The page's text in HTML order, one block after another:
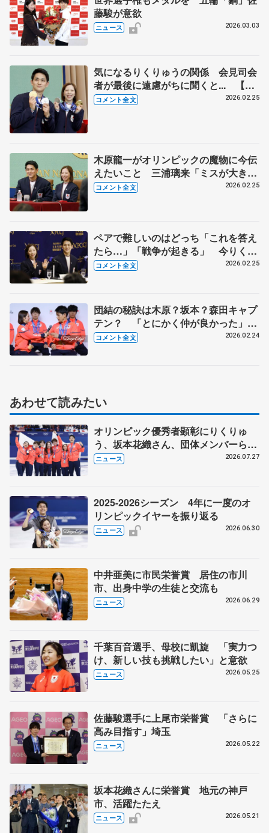
藤駿が意欲
ニュース 2026.03.03
気になるりくりゅうの関係 会見司会
者が最後に遠慮がちに聞くと... 【日
本記者クラブ会見・後半】
コメント全文 2026.02.25
木原龍一がオリンピックの魔物に今伝
えたいこと 三浦璃来「ミスが大きく
成長させてくれた」 【日本記者クラ
コメント全文 2026.02.25
ペアで難しいのはどっち「これを答え
たら…」「戦争が起きる」 今りくり
ゅう二人でやりたいことは…？【日本
コメント全文 2026.02.25
団結の秘訣は木原？坂本？森田キャプ
テン？ 「とにかく仲が良かった」チ
ームジャパン【選手団帰国・メダリス
コメント全文 2026.02.24
あわせて読みたい
オリンピック優秀者顕彰にりくりゅ
う、坂本花織さん、団体メンバーら
8月7日に文科省が表彰式、ブルーノ・
ニュース 2026.07.27
2025-2026シーズン 4年に一度のオ
リンピックイヤーを振り返る
ニュース 2026.06.30
中井亜美に市民栄誉賞 居住の市川
市、出身中学の生徒と交流も
ニュース 2026.06.29
千葉百音選手、母校に凱旋 「実力つ
け、新しい技も挑戦したい」と意欲
ニュース 2026.05.25
佐藤駿選手に上尾市栄誉賞 「さらに
高み目指す」埼玉
ニュース 2026.05.22
坂本花織さんに栄誉賞 地元の神戸
市、活躍たたえ
ニュース 2026.05.21